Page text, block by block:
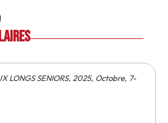
LONGS SENIORS, 2025, Octobre, 7-